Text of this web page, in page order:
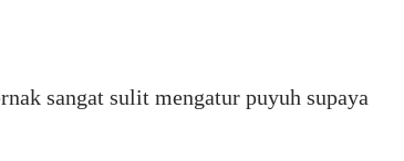
sangat sulit mengatur puyuh supaya